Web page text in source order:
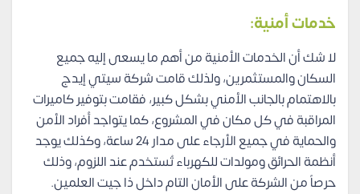
خدمات أمنية:
لا شك أن الخدمات الأمنية من أهم ما يسعى إليه جميع
السكان والمستثمرين، ولذلك قامت شركة سيتي إيدج
بالاهتمام بالجانب الأمني بشكل كبير، فقامت بتوفير كاميرات
المراقبة في كل مكان في المشروع، كما يتواجد أفراد الأمن
والحماية في جميع الأرجاء على مدار 24 ساعة، وكذلك يوجد
أنظمة الحرائق ومولدات للكهرباء تُستخدم عند اللزوم، وذلك
حرصاً من الشركة على الأمان التام داخل ذا جيت العلمين.